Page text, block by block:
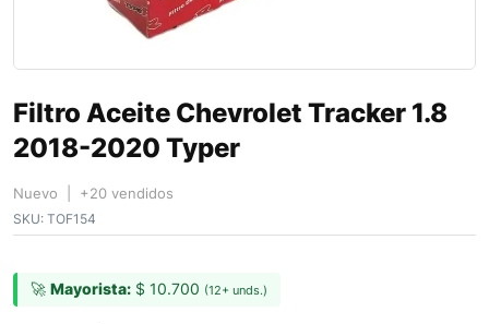
Filtro Aceite Chevrolet Tracker 1.8
2018-2020 Typer
Nuevo | +20 vendidos
SKU: TOF154
🚀 Mayorista: $ 10.700 (12+ unds.)